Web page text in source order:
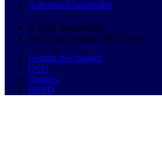
À propos d'Autobutler
© 2026 Autobutler.fr
18-26 rue Goubet, 75019 Paris
Gestion des cookies
CGU
Cookies
RGPD